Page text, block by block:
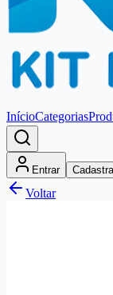
InícioCategorias
Entrar
Voltar